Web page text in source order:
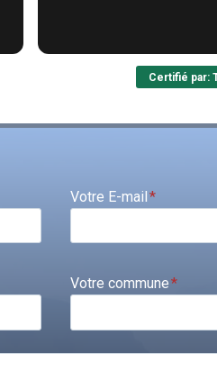
Certifié par:
Votre E-mail*
Votre commune*